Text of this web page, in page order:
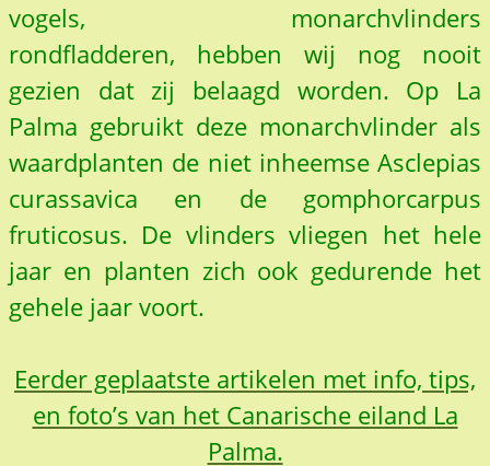
vogels, monarchvlinders
rondfladderen, hebben wij nog nooit
gezien dat zij belaagd worden. Op La
Palma gebruikt deze monarchvlinder als
waardplanten de niet inheemse Asclepias
curassavica en de gomphorcarpus
fruticosus. De vlinders vliegen het hele
jaar en planten zich ook gedurende het
gehele jaar voort.
Eerder geplaatste artikelen met info, tips,
en foto’s van het Canarische eiland La
Palma.